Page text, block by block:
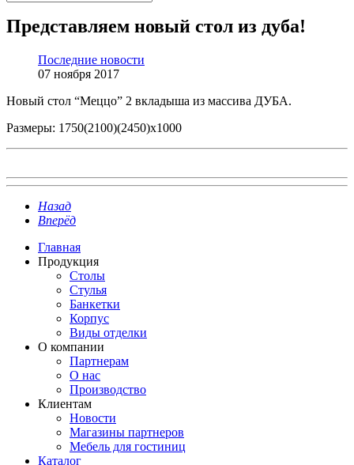
Представляем новый стол из дуба!
Последние новости
07 ноября 2017
Новый стол “Меццо” 2 вкладыша из массива ДУБА.
Размеры: ‎1750(2100)(2450)х1000
Назад
Вперёд
Главная
Продукция
Столы
Стулья
Банкетки
Корпус
Виды отделки
О компании
Партнерам
О нас
Производство
Клиентам
Новости
Магазины партнеров
Мебель для гостиниц
Каталог